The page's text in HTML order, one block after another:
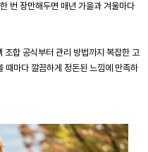
번 장만해두면 매년 가을과 겨울마다
조합 공식부터 관리 방법까지 복잡한 고
때마다 깔끔하게 정돈된 느낌에 만족하